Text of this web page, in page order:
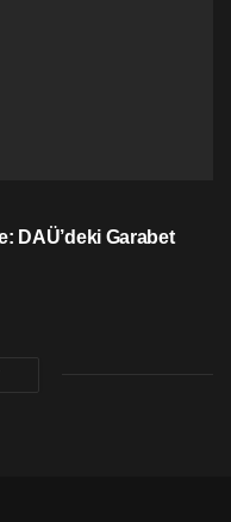
DAÜ’deki Garabet